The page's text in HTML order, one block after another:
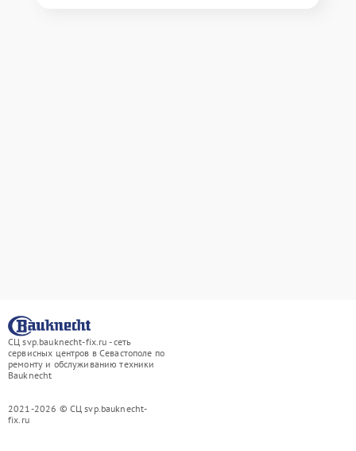
СЦ svp.bauknecht-fix.ru - сеть
сервисных центров в Севастополе по
ремонту и обслуживанию техники
Bauknecht
2021-2026 © СЦ svp.bauknecht-
fix.ru